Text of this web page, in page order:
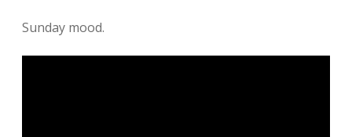
facebook
instagram
rss soundcloud
vimeoBluesky
Sunday mood.